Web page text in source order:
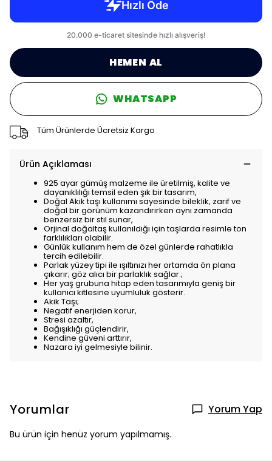
HEMEN AL
WHATSAPP
Tüm Ürünlerde Ücretsiz Kargo
Ürün Açıklaması
925 ayar gümüş malzeme ile üretilmiş, kalite ve
dayanıklılığı temsil eden şık bir tasarım,
Doğal Akik taşı kullanımı sayesinde bileklik, zarif ve
doğal bir görünüm kazandırırken aynı zamanda
benzersiz bir stil sunar,
Orjinal doğaltaş kullanıldığı için taşlarda resimle ton
farklılıkları olabilir.
Günlük kullanım hem de özel günlerde rahatlıkla
tercih edilebilir.
Parlak yüzey tipi ile ışıltınızı her ortamda ön plana
çıkarır; göz alıcı bir parlaklık sağlar.;
Her yaş grubuna hitap eden tasarımıyla geniş bir
kullanıcı kitlesine uyumluluk gösterir.
Akik Taşı;
Negatif enerjiden korur,
Stresi azaltır,
Bağışıklığı güçlendirir,
Kendine güveni arttırır,
Nazara iyi gelmesiyle bilinir.
Yorumlar Yorum Yap
Bu ürün için henüz yorum yapılmamış.